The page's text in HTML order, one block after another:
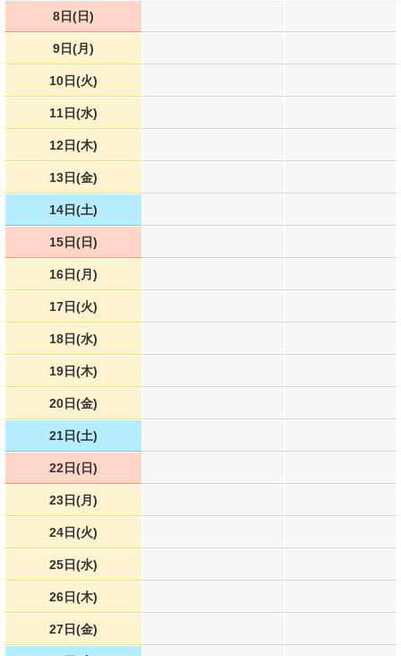
8日(日)
9日(月)
10日(火)
11日(水)
12日(木)
13日(金)
14日(土)
15日(日)
16日(月)
17日(火)
18日(水)
19日(木)
20日(金)
21日(土)
22日(日)
23日(月)
24日(火)
25日(水)
26日(木)
27日(金)